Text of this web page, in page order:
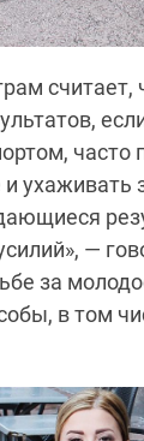
считает,
часто
ухаживать
—
за
в том